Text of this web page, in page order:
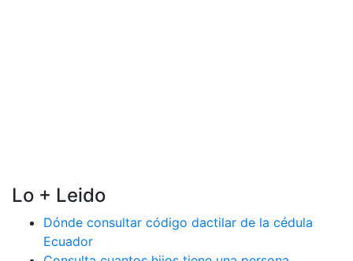
Lo + Leido
Dónde consultar código dactilar de la cédula
Ecuador